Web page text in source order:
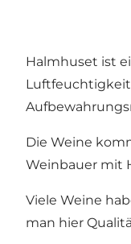
Halmhuset ist
Luftfeuchtigkeit
Die Weine
Weinbauer mit
Viele Weine
man hier